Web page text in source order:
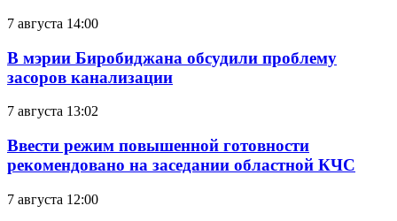
7 августа 14:00
В мэрии Биробиджана обсудили проблему
засоров канализации
7 августа 13:02
Ввести режим повышенной готовности
рекомендовано на заседании областной КЧС
7 августа 12:00